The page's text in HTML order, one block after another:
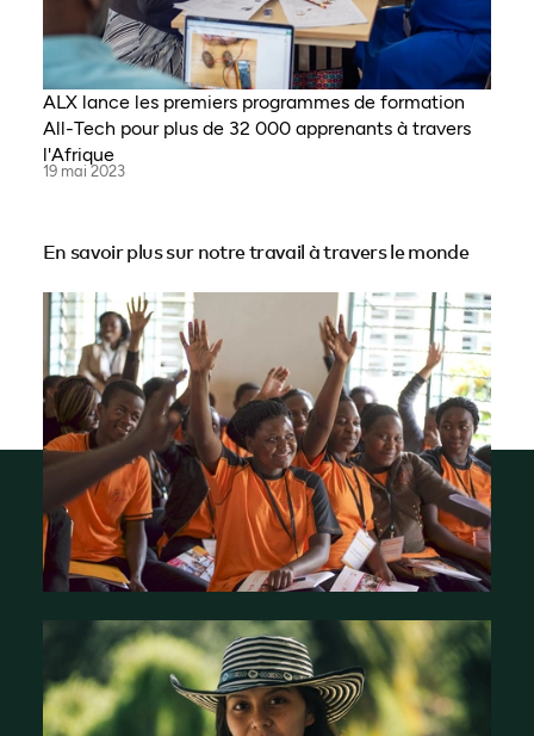
ALX lance les premiers programmes de formation
All-Tech pour plus de 32 000 apprenants à travers
l'Afrique
19 mai 2023
En savoir plus sur notre travail à travers le monde
Qui sommes-nous ?